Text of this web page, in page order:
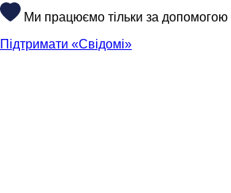
Ми працюємо тільки за допомогою
Підтримати «Свідомі»